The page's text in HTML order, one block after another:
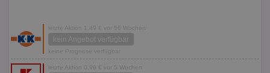
letzte Aktion 1,49 € vor 56 Wochen
kein Angebot verfügbar
keine Prognose verfügbar
letzte Aktion 0,99 € vor 5 Wochen